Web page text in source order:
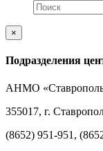
×
Подразделения
АНМО
355017, г.
(8652) 951-951,